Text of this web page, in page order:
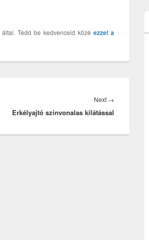
által. Tedd be kedvenceid közé ezzel a
Next →
Erkélyajtó színvonalas kilátással